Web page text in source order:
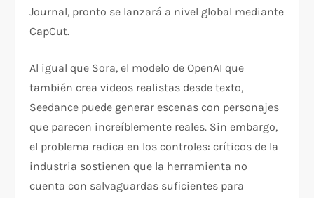
Journal, pronto se lanzará a nivel global mediante
CapCut.
Al igual que Sora, el modelo de OpenAI que
también crea videos realistas desde texto,
Seedance puede generar escenas con personajes
que parecen increíblemente reales. Sin embargo,
el problema radica en los controles: críticos de la
industria sostienen que la herramienta no
cuenta con salvaguardas suficientes para